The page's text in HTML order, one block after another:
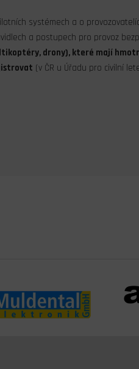
systémech a o
a postupech pro provoz
drony), které mají
(v ČR u Úřadu pro civilní